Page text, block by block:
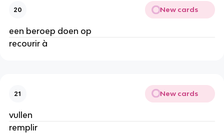
20 New cards
een beroep doen op
recourir à
21 New cards
vullen
remplir